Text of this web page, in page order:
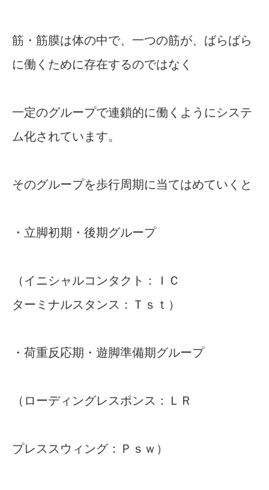
筋・筋膜は体の中で、一つの筋が、ばらばら
に働くために存在するのではなく
一定のグループで連鎖的に働くようにシステ
ム化されています。
そのグループを歩行周期に当てはめていくと
・立脚初期・後期グループ
（イニシャルコンタクト：ＩＣ
ターミナルスタンス：Ｔｓｔ）
・荷重反応期・遊脚準備期グループ
（ローディングレスポンス：ＬＲ
プレススウィング：Ｐｓｗ）